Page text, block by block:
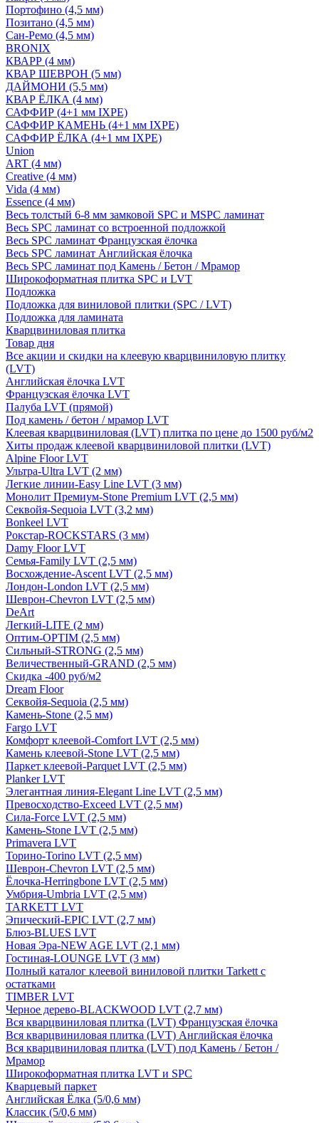
Портофино (4,5 мм)
Позитано (4,5 мм)
Сан-Ремо (4,5 мм)
BRONIX
КВАРР (4 мм)
КВАР ШЕВРОН (5 мм)
ДАЙМОНИ (5,5 мм)
КВАР ЁЛКА (4 мм)
САФФИР (4+1 мм IXPE)
САФФИР КАМЕНЬ (4+1 мм IXPE)
САФФИР ЁЛКА (4+1 мм IXPE)
Union
ART (4 мм)
Creative (4 мм)
Vida (4 мм)
Essence (4 мм)
Весь толстый 6-8 мм замковой SPC и MSPC ламинат
Весь SPC ламинат со встроенной подложкой
Весь SPC ламинат Французская ёлочка
Весь SPC ламинат Английская ёлочка
Весь SPC ламинат под Камень / Бетон / Мрамор
Широкоформатная плитка SPC и LVT
Подложка
Подложка для виниловой плитки (SPC / LVT)
Подложка для ламината
Кварцвиниловая плитка
Товар дня
Все акции и скидки на клеевую кварцвиниловую плитку
(LVT)
Английская ёлочка LVT
Французская ёлочка LVT
Палуба LVT (прямой)
Под камень / бетон / мрамор LVT
Клеевая кварцвиниловая (LVT) плитка по цене до 1500 руб/м2
Хиты продаж клеевой кварцвиниловой плитки (LVT)
Alpine Floor LVT
Ультра-Ultra LVT (2 мм)
Легкие линии-Easy Line LVT (3 мм)
Монолит Премиум-Stone Premium LVT (2,5 мм)
Секвойя-Sequoia LVT (3,2 мм)
Bonkeel LVT
Рокстар-ROCKSTARS (3 мм)
Damy Floor LVT
Семья-Family LVT (2,5 мм)
Восхождение-Ascent LVT (2,5 мм)
Лондон-London LVT (2,5 мм)
Шеврон-Chevron LVT (2,5 мм)
DeArt
Легкий-LITE (2 мм)
Оптим-OPTIM (2,5 мм)
Сильный-STRONG (2,5 мм)
Величественный-GRAND (2,5 мм)
Скидка -400 руб/м2
Dream Floor
Секвойя-Sequoia (2,5 мм)
Камень-Stone (2,5 мм)
Fargo LVT
Комфорт клеевой-Comfort LVT (2,5 мм)
Камень клеевой-Stone LVT (2,5 мм)
Паркет клеевой-Parquet LVT (2,5 мм)
Planker LVT
Элегантная линия-Elegant Line LVT (2,5 мм)
Превосходство-Exceed LVT (2,5 мм)
Сила-Force LVT (2,5 мм)
Камень-Stone LVT (2,5 мм)
Primavera LVT
Торино-Torino LVT (2,5 мм)
Шеврон-Chevron LVT (2,5 мм)
Ёлочка-Herringbone LVT (2,5 мм)
Умбрия-Umbria LVT (2,5 мм)
TARKETT LVT
Эпический-EPIC LVT (2,7 мм)
Блюз-BLUES LVT
Новая Эра-NEW AGE LVT (2,1 мм)
Гостиная-LOUNGE LVT (3 мм)
Полный каталог клеевой виниловой плитки Tarkett с
остатками
TIMBER LVT
Черное дерево-BLACKWOOD LVT (2,7 мм)
Вся кварцвиниловая плитка (LVT) Французская ёлочка
Вся кварцвиниловая плитка (LVT) Английская ёлочка
Вся кварцвиниловая плитка (LVT) под Камень / Бетон /
Мрамор
Широкоформатная плитка LVT и SPC
Кварцевый паркет
Английская Ёлка (5/0,6 мм)
Классик (5/0,6 мм)